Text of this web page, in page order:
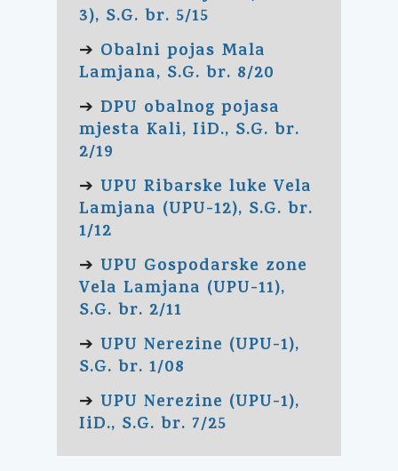
3), S.G. br. 5/15
➔ Obalni pojas Mala
Lamjana, S.G. br. 8/20
➔ DPU obalnog pojasa
mjesta Kali, IiD., S.G. br.
2/19
➔ UPU Ribarske luke Vela
Lamjana (UPU-12), S.G. br.
1/12
➔ UPU Gospodarske zone
Vela Lamjana (UPU-11),
S.G. br. 2/11
➔ UPU Nerezine (UPU-1),
S.G. br. 1/08
➔ UPU Nerezine (UPU-1),
IiD., S.G. br. 7/25